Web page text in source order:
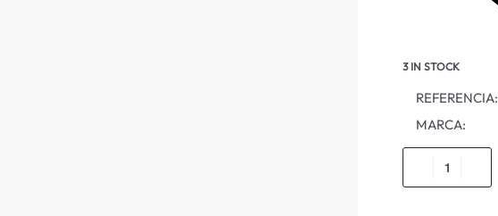
3 IN STOCK
REFERENCIA:
MARCA: